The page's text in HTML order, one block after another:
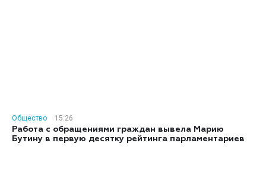
Общество
15:26
Работа с обращениями граждан вывела Марию
Бутину в первую десятку рейтинга парламентариев